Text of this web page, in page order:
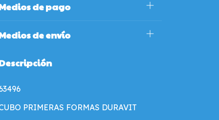
de pago
de envío
PRIMERAS FORMAS DURAVIT